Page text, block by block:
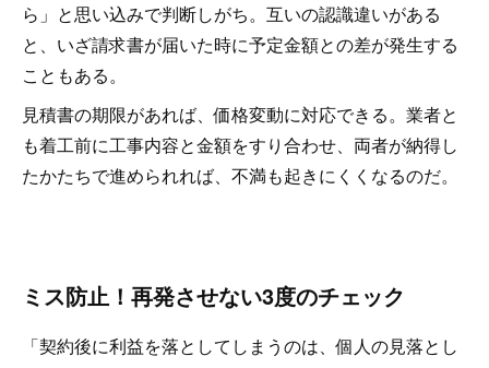
ら」と思い込みで判断しがち。互いの認識違いがある
と、いざ請求書が届いた時に予定金額との差が発生する
こともある。
見積書の期限があれば、価格変動に対応できる。業者と
も着工前に工事内容と金額をすり合わせ、両者が納得し
たかたちで進められれば、不満も起きにくくなるのだ。
ミス防止！再発させない3度のチェック
「契約後に利益を落としてしまうのは、個人の見落とし